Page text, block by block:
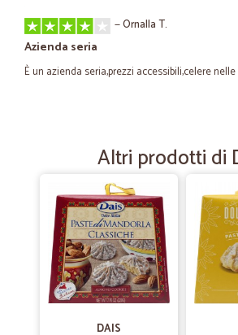
—Ornalla T.
Azienda seria
È un azienda seria,prezzi accessibili,celere
La velocità di consegna
La velocità di consegna, i prodotti sono
prezzo, un pochino meno del resto
—Rene G.
Apprezziamo vostro servizio…
Apprezziamo vostro servizio professionale
Altri prodotti di
DAIS